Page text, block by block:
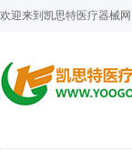
欢迎来到凯思特医疗器械